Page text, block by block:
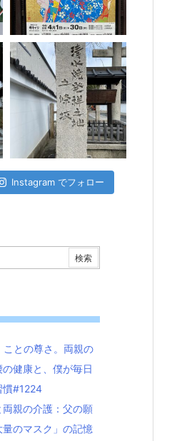
Instagram でフォロー
との尊さ。両親の
健康と、僕が毎日
慣#1224
親の介護：父の願
のマスク」の記憶